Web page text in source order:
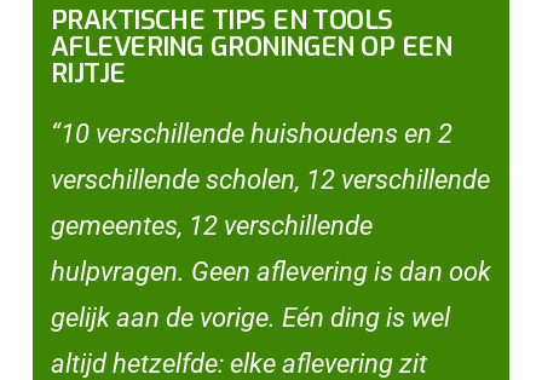
PRAKTISCHE TIPS EN TOOLS
AFLEVERING GRONINGEN OP EEN
RIJTJE
“10 verschillende huishoudens en 2
verschillende scholen, 12 verschillende
gemeentes, 12 verschillende
hulpvragen. Geen aflevering is dan ook
gelijk aan de vorige. Eén ding is wel
altijd hetzelfde: elke aflevering zit